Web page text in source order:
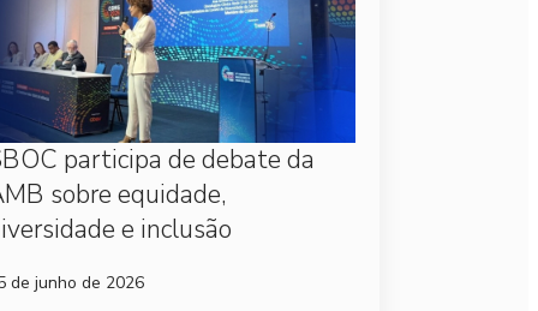
participa de debate da
sobre equidade,
e inclusão
de junho de 2026